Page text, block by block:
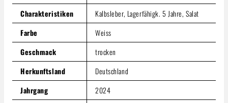
Charakteristiken
Kalbsleber, Lagerfähigk. 5 Jahre, Salat
Farbe
Weiss
Geschmack
trocken
Herkunftsland
Deutschland
Jahrgang
2024